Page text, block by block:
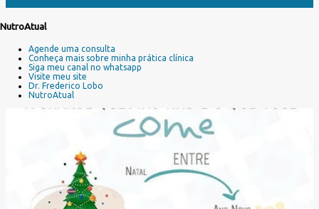
NutroAtual
Agende uma consulta
Conheça mais sobre minha prática clínica
Siga meu canal no whatsapp
Visite meu site
Dr. Frederico Lobo
NutroAtual